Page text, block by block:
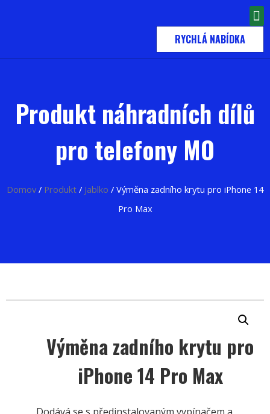
RYCHLÁ NABÍDKA
Produkt náhradních dílů
pro telefony MO
Domov / Produkt / Jablko / Výměna zadního krytu pro iPhone 14
Pro Max
Výměna zadního krytu pro
iPhone 14 Pro Max